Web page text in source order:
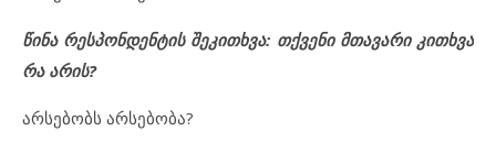
წინა რესპონდენტის შეკითხვა: თქვენი მთავარი კითხვა
რა არის?
არსებობს არსებობა?